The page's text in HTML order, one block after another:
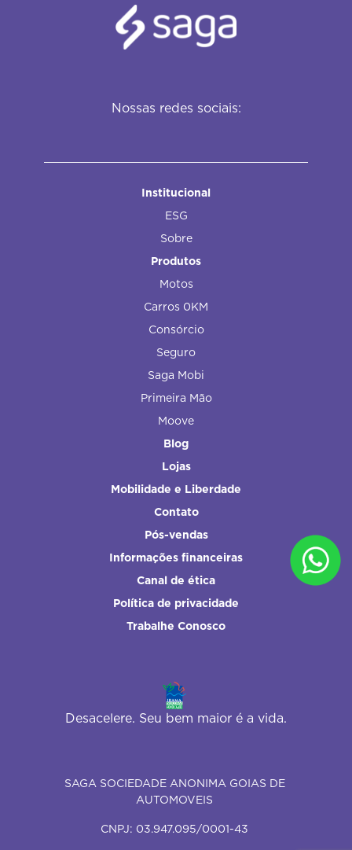
Nossas redes sociais:
Institucional
ESG
Sobre
Produtos
Motos
Carros 0KM
Consórcio
Seguro
Saga Mobi
Primeira Mão
Moove
Blog
Lojas
Mobilidade e Liberdade
Contato
Pós-vendas
Informações financeiras
Canal de ética
Política de privacidade
Trabalhe Conosco
Desacelere. Seu bem maior é a vida.
SAGA SOCIEDADE ANONIMA GOIAS DE
AUTOMOVEIS
CNPJ: 03.947.095/0001-43